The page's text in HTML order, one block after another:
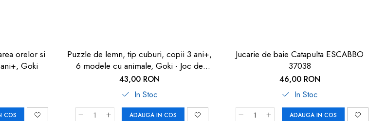
orelor si
Goki
COS
Puzzle de lemn, tip cuburi, copii 3 ani+,
6 modele cu animale, Goki - Joc de
indemanare
43,00 RON
In Stoc
ADAUGA IN COS
Jucarie de baie Catapulta ESCABBO
37038
46,00 RON
In Stoc
ADAUGA IN COS